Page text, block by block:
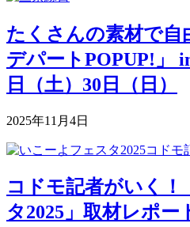
たくさんの素材で自
デパートPOPUP!」
日（土）30日（日）
2025年11月4日
コドモ記者がいく！
タ2025」取材レポー